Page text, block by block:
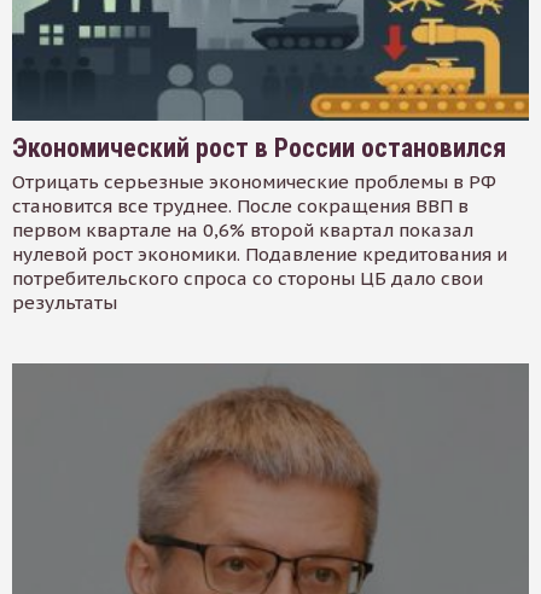
Экономический рост в России остановился
Отрицать серьезные экономические проблемы в РФ
становится все труднее. После сокращения ВВП в
первом квартале на 0,6% второй квартал показал
нулевой рост экономики. Подавление кредитования и
потребительского спроса со стороны ЦБ дало свои
результаты